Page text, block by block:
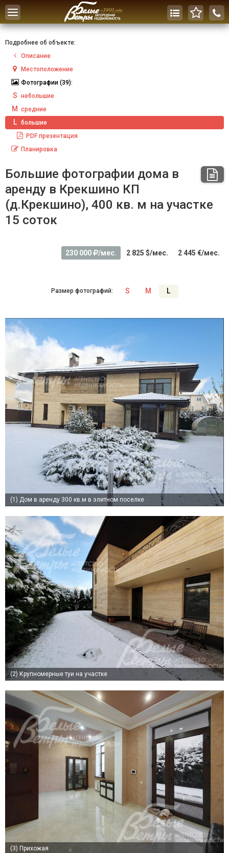
Toggle
navigation
Подробнее об объекте:
Описание
Местоположение
Фотографии (39):
S небольшие
M средние
L
большие
PDF презентация
Планировка
Большие фотографии дома в
аренду в Крекшино КП
(д.Крекшино), 400 кв. м на участке
15 соток
230 000 /мес. 2 825 $/мес. 2 445 €/мес.
Размер фотографий: S M L
(1) Дом в аренду 300 кв.м в элитном поселке
(2) Крупномерные туи на участке
(3) Прихожая